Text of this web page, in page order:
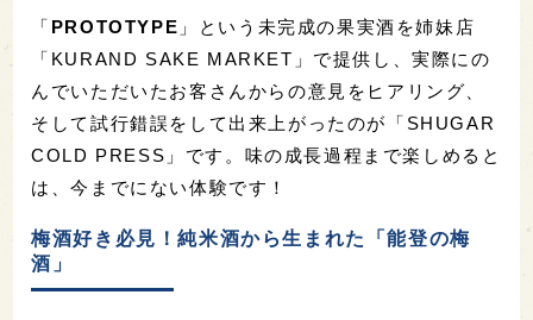
「 PROTOTYPE 」という未完成の果実酒を姉妹店
「KURAND SAKE MARKET」で提供し、実際にの
んでいただいたお客さんからの意見をヒアリング、
そして試行錯誤をして出来上がったのが「SHUGAR
COLD PRESS」です。味の成長過程まで楽しめると
は、今までにない体験です！
梅酒好き必見！純米酒から生まれた「能登の梅
酒」